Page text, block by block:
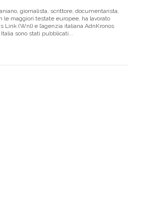
giornalista, scrittore, documentarista,
le maggiori testate europee, ha lavorato
Link (Wnl) e l’agenzia italiana AdnKronos
sono stati pubblicati...